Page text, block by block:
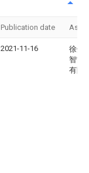
Publication date
2021-11-16
徐州
智能
有限